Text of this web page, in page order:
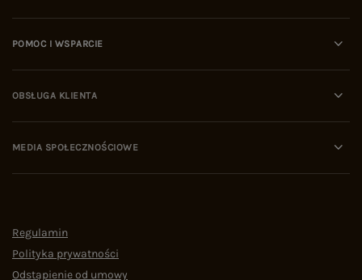
POMOC I WSPARCIE
OBSŁUGA KLIENTA
MEDIA SPOŁECZNOŚCIOWE
Regulamin
Polityka prywatności
Odstąpienie od umowy